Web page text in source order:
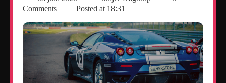
Comments
Posted at 18:31